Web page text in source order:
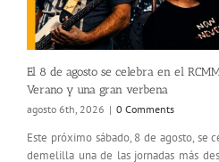
El 8 de agosto se celebra en el
Verano y una gran verbena
agosto 6th, 2026 | 0 Comments
Este próximo sábado, 8 de agosto, se
demelilla una de las jornadas más